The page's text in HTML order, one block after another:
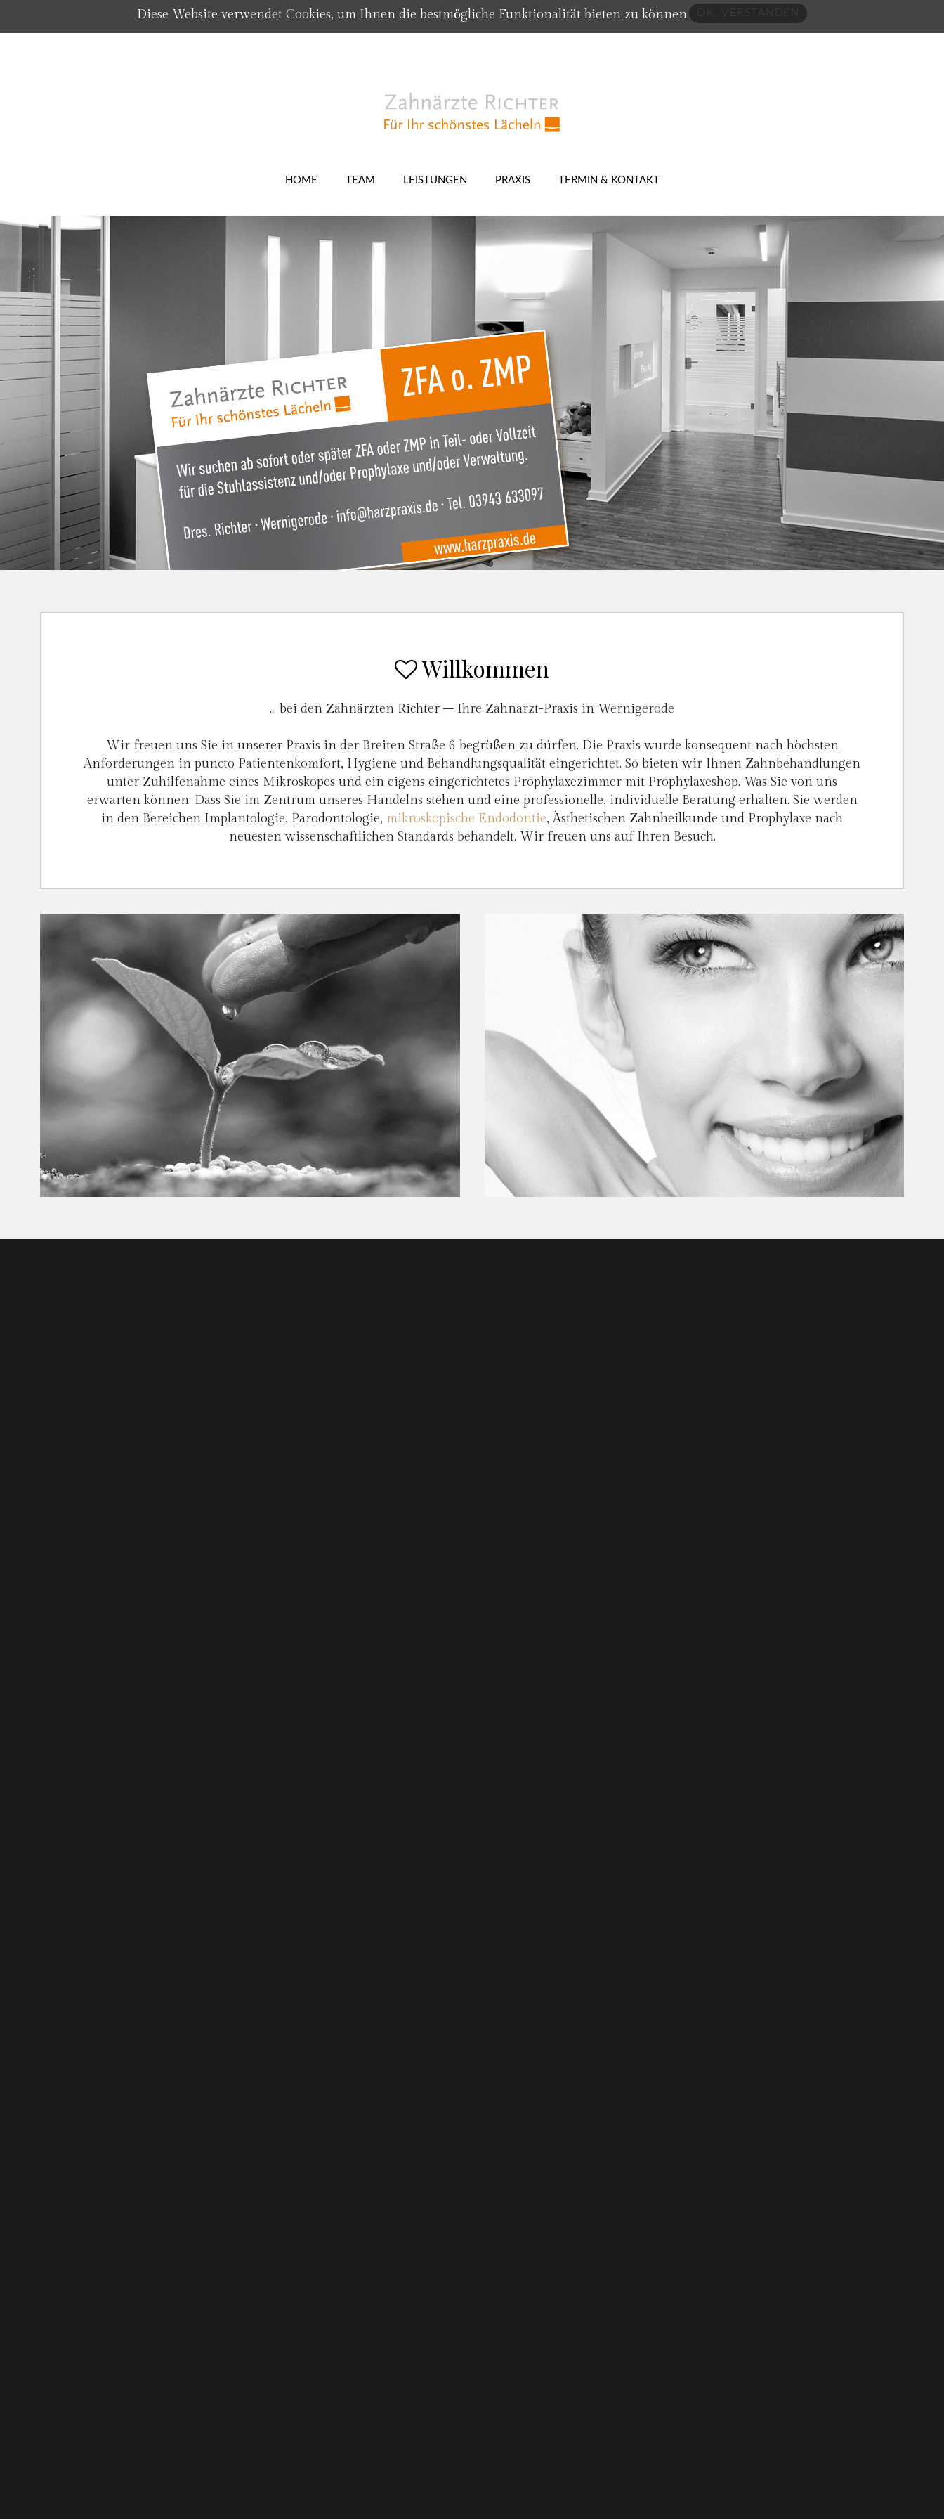
Diese Website verwendet Cookies, um Ihnen die bestmögliche Funktionalität bieten zu können. OK, VERSTANDEN
HOME TEAM LEISTUNGEN PRAXIS TERMIN & KONTAKT
Willkommen
… bei den Zahnärzten Richter – Ihre Zahnarzt-Praxis in Wernigerode
Wir freuen uns Sie in unserer Praxis in der Breiten Straße 6 begrüßen zu dürfen. Die Praxis wurde konsequent nach höchsten
Anforderungen in puncto Patientenkomfort, Hygiene und Behandlungsqualität eingerichtet. So bieten wir Ihnen Zahnbehandlungen
unter Zuhilfenahme eines Mikroskopes und ein eigens eingerichtetes Prophylaxezimmer mit Prophylaxeshop. Was Sie von uns
erwarten können: Dass Sie im Zentrum unseres Handelns stehen und eine professionelle, individuelle Beratung erhalten. Sie werden
in den Bereichen Implantologie, Parodontologie, mikroskopische Endodontie, Ästhetischen Zahnheilkunde und Prophylaxe nach
neuesten wissenschaftlichen Standards behandelt. Wir freuen uns auf Ihren Besuch.
Mikroskopische Wurzelbehandlung
Dr. Matthias Richter